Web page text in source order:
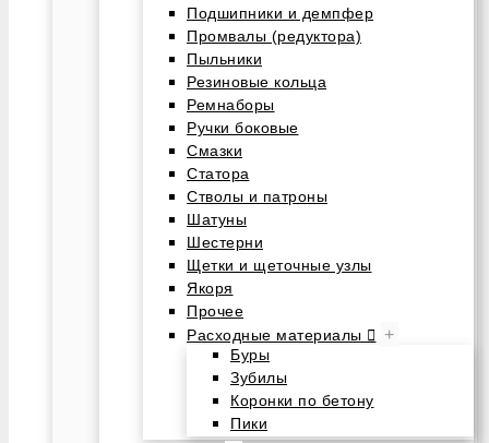
Подшипники и демпфер
Промвалы (редуктора)
Пыльники
Резиновые кольца
Ремнаборы
Ручки боковые
Смазки
Статора
Стволы и патроны
Шатуны
Шестерни
Щетки и щеточные узлы
Якоря
Прочее
Расходные материалы
+
Буры
Зубилы
Коронки по бетону
Пики